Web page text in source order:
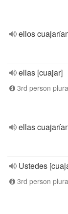
ellos
ellas [cuajar]
3rd person
ellas
Ustedes
3rd person